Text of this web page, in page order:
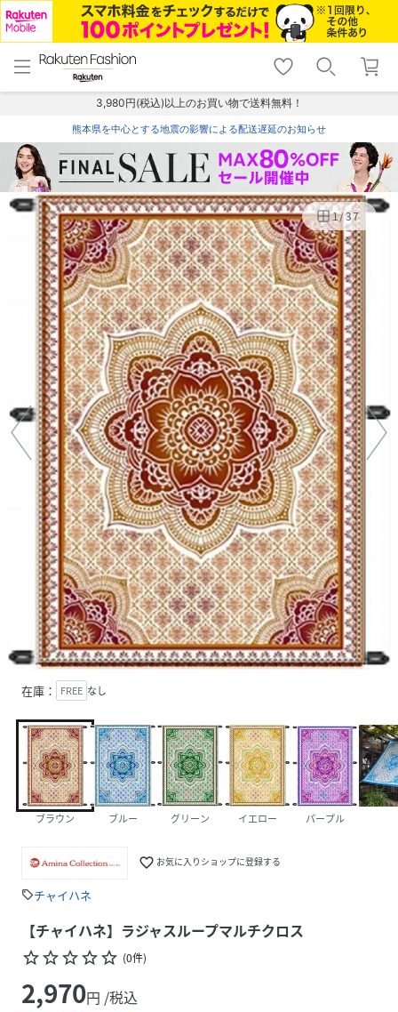
menu home
トップ
shopping_cart lock_outline
ログイン
3,980円(税込)以上のお買い物で送料無料！
熊本県を中心とする地震の影響による配送遅延のお知らせ
1/37
在庫： FREE なし
ブラウン ブルー グリーン イエロー パープル
favorite_border お気に入りショップに登録する
sellチャイハネ
【チャイハネ】ラジャスループマルチクロス
star_borderstar_borderstar_borderstar_borderstar_border (0件)
2,970円 /税込